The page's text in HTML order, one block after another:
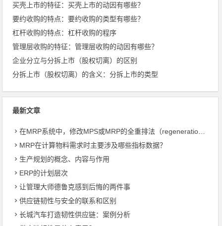
买壳上市的特征：买壳上市的动因有哪些？
要约收购的特点：要约收购的类型有哪些？
杠杆收购的特点：杠杆收购的程序
管理层收购的特征：管理层收购的动因有哪些？
企业分立与分拆上市（股权切离）的区别
分拆上市（股权切离）的含义：分拆上市的类型
最新文章
在MRP系统中，修改MPS或MRP的全重排法（regeneration）和净改变法？
MRP在计算物料需求时主要涉及哪些指标数据？
生产规划的概念、内容与作用
ERP的计划层次
让管理大师德鲁克感到后悔的两件事
供应链韧性与安全的联系和区别
长城汽车打造韧性供应链：案例分析